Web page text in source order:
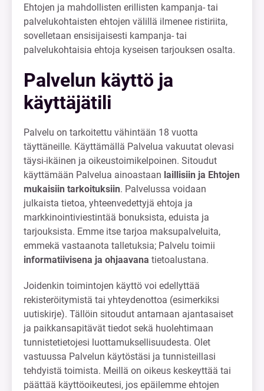
Ehtojen ja mahdollisten erillisten kampanja- tai
palvelukohtaisten ehtojen välillä ilmenee ristiriita,
sovelletaan ensisijaisesti kampanja- tai
palvelukohtaisia ehtoja kyseisen tarjouksen osalta.
Palvelun käyttö ja
käyttäjätili
Palvelu on tarkoitettu vähintään 18 vuotta
täyttäneille. Käyttämällä Palvelua vakuutat olevasi
täysi-ikäinen ja oikeustoimikelpoinen. Sitoudut
käyttämään Palvelua ainoastaan laillisiin ja Ehtojen
mukaisiin tarkoituksiin. Palvelussa voidaan
julkaista tietoa, yhteenvedettyjä ehtoja ja
markkinointiviestintää bonuksista, eduista ja
tarjouksista. Emme itse tarjoa maksupalveluita,
emmekä vastaanota talletuksia; Palvelu toimii
informatiivisena ja ohjaavana tietoalustana.
Joidenkin toimintojen käyttö voi edellyttää
rekisteröitymistä tai yhteydenottoa (esimerkiksi
uutiskirje). Tällöin sitoudut antamaan ajantasaiset
ja paikkansapitävät tiedot sekä huolehtimaan
tunnistetietojesi luottamuksellisuudesta. Olet
vastuussa Palvelun käytöstäsi ja tunnisteillasi
tehdyistä toimista. Meillä on oikeus keskeyttää tai
päättää käyttöoikeutesi, jos epäilemme ehtojen